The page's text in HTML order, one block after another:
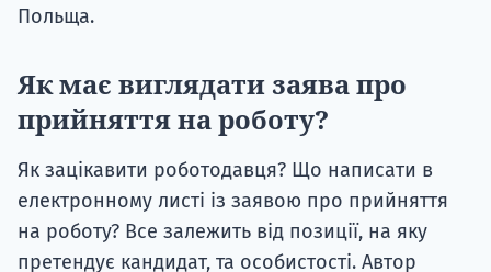
Польща.
Як має виглядати заява про
прийняття на роботу?
Як зацікавити роботодавця? Що написати в
електронному листі із заявою про прийняття
на роботу? Все залежить від позиції, на яку
претендує кандидат, та особистості. Автор